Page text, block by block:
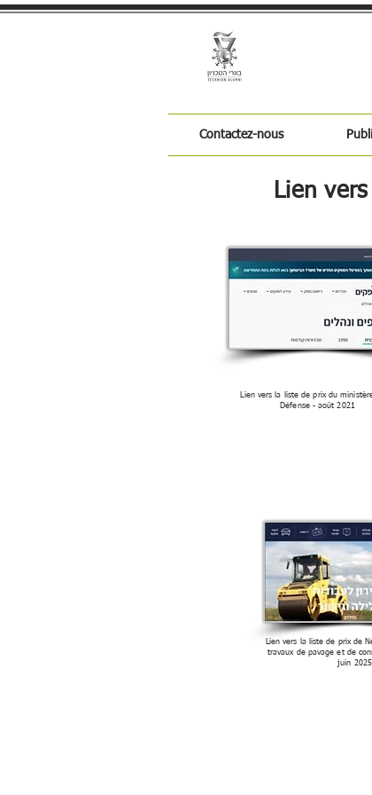
Contactez-nous
Lien
Lien vers la liste de prix du
Défense - août 2021
Lien vers la liste de prix de
travaux de pavage et de
juin 2025